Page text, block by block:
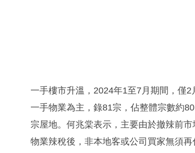
一手樓市升溫，2024年1至7月期間，僅
一手物業為主，錄81宗，佔整體宗數約
宗屋地。何兆棠表示，主要由於撤辣前
物業辣稅後，非本地客或公司買家無須